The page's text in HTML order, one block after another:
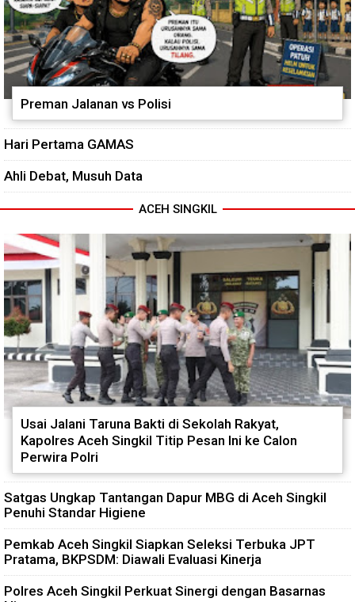
Preman Jalanan vs Polisi
Hari Pertama GAMAS
Ahli Debat, Musuh Data
ACEH SINGKIL
Usai Jalani Taruna Bakti di Sekolah Rakyat,
Kapolres Aceh Singkil Titip Pesan Ini ke Calon
Perwira Polri
Satgas Ungkap Tantangan Dapur MBG di Aceh Singkil
Penuhi Standar Higiene
Pemkab Aceh Singkil Siapkan Seleksi Terbuka JPT
Pratama, BKPSDM: Diawali Evaluasi Kinerja
Polres Aceh Singkil Perkuat Sinergi dengan Basarnas